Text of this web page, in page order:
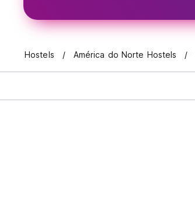
Hostels América do Norte Hostels